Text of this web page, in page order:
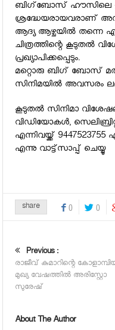
ബിഗ്‌ബോസ് ഹൗസിലെ
ശ്രദ്ധേയരായവരാണ്
ആദ്യ ആഴ്ചയില്‍ തന്നെ
ചിത്രത്തിന്റെ കൂടുതല്‍
പ്രഖ്യാപിക്കപ്പെടും.
മറ്റൊരു ബിഗ് ബോസ്
സിനിമയില്‍ അവസരം
കൂടുതല്‍ സിനിമാ
വിഡിയോകള്‍,
എന്നിവയ്ക്ക്
എന്നു വാട്ട്‌സാപ്പ് ചെയ്യൂ
share 0 0
Previous :
രാജീവ് കുമാറിന്റെ
മുഖ്യ വേഷത്തില്‍ അരിസ്റ്റോ
സുരേഷ്
About The Author